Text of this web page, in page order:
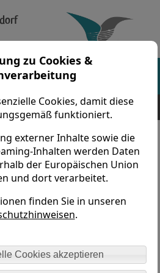
zu Cookies &
Cookies, damit diese
funktioniert.
externer Inhalte sowie die
Inhalten werden Daten
der Europäischen Union
und dort verarbeitet.
finden Sie in unseren
.
Cookies akzeptieren
1862 e.V. > Vereinsleben >
am
alle aktiven Sängerinnen und
um das Jahr 2014
wir im vergangenen Jahr
waren.
mit der Faschingssaison, die